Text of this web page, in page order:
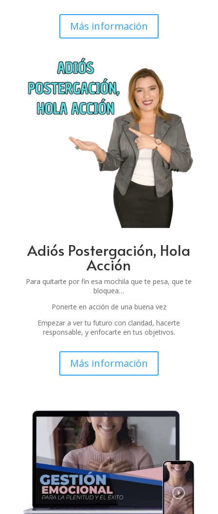
Más información
Adiós Postergación, Hola
Acción
Para quitarte por fin esa mochila que te pesa, que te
bloquea…
Ponerte en acción de una buena vez
Empezar a ver tu futuro con claridad, hacerte
responsable, y enfocarte en tus objetivos.
Más información